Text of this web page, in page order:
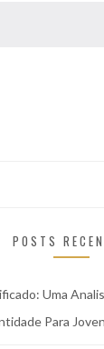
POSTS
Uma
Para